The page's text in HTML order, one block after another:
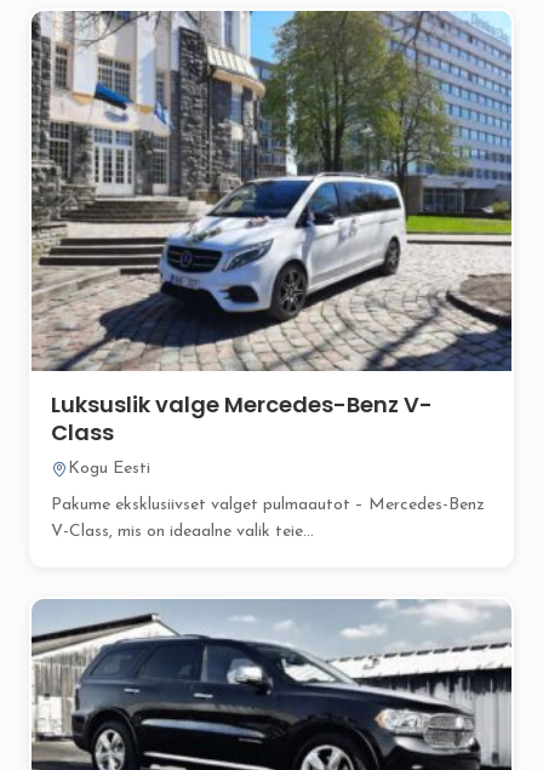
Luksuslik valge Mercedes-Benz V-
Class
Kogu Eesti
Pakume eksklusiivset valget pulmaautot – Mercedes-Benz
V-Class, mis on ideaalne valik teie...